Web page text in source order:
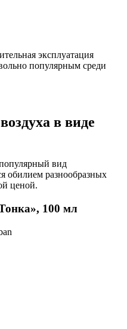
эксплуатация
популярным среди
в виде
вид
обилием разнообразных
ценой.
100 мл